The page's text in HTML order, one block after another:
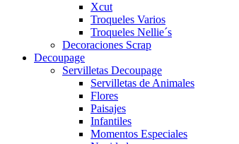
Xcut
Troqueles Varios
Troqueles Nellie´s
Decoraciones Scrap
Decoupage
Servilletas Decoupage
Servilletas de Animales
Flores
Paisajes
Infantiles
Momentos Especiales